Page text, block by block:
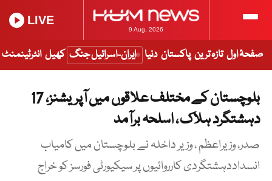
9 Aug, 2026
LIVE
صفحۂ اول تازہ ترین پاکستان دنیا ایران-اسرائیل جنگ کھیل انٹرٹینمنٹ
بلوچستان کے مختلف علاقوں میں آپریشنز، 17
دہشتگرد ہلاک ، اسلحہ برآمد
صدر، وزیراعظم ، وزیر داخلہ نے بلوچستان میں کامیاب
انسداددہشتگردی کارروائیوں پر سیکیورٹی فورسز کو خراج